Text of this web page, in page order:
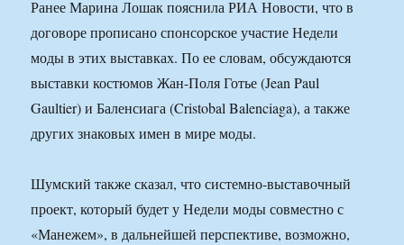
Ранее Марина Лошак пояснила РИА Новости, что в
договоре прописано спонсорское участие Недели
моды в этих выставках. По ее словам, обсуждаются
выставки костюмов Жан-Поля Готье (Jean Paul
Gaultier) и Баленсиага (Cristobal Balenciaga), а также
других знаковых имен в мире моды.
Шумский также сказал, что системно-выставочный
проект, который будет у Недели моды совместно с
«Манежем», в дальнейшей перспективе, возможно,